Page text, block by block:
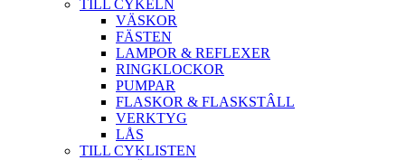
TILL CYKELN
VÄSKOR
FÄSTEN
LAMPOR & REFLEXER
RINGKLOCKOR
PUMPAR
FLASKOR & FLASKSTÂLL
VERKTYG
LÅS
TILL CYKLISTEN